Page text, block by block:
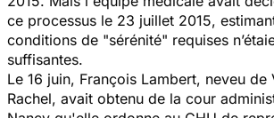
ce processus le 23 juillet 2015,
conditions de "sérénité" requises
suffisantes.
Le 16 juin, François Lambert, neveu
Rachel, avait obtenu de la cour